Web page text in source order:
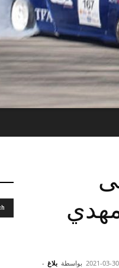
بواسطة بلاغ - 2021-03-30